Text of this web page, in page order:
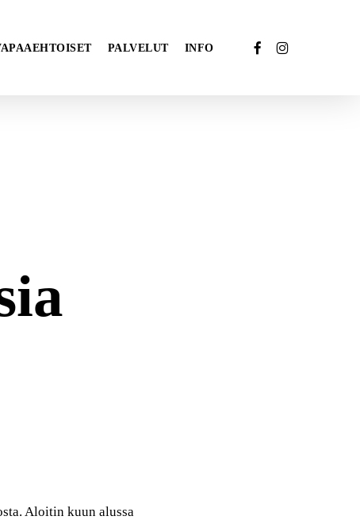
PALVELUT INFO FACEBOOK
INSTAGRAM
Aloitin kuun alussa